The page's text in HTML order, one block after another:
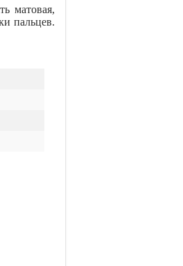
матовая,
пальцев.